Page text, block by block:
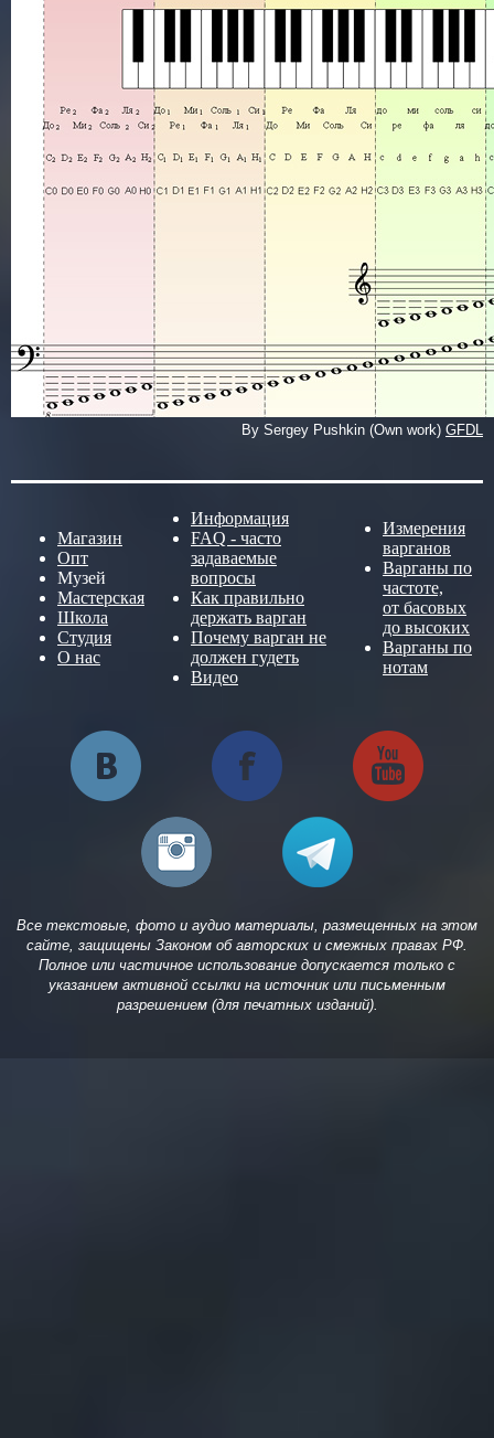
By Sergey Pushkin (Own work) GFDL
Магазин
Опт
Музей
Мастерская
Школа
Студия
О нас
Информация
FAQ - часто
задаваемые
вопросы
Как правильно
держать варган
Почему варган не
должен гудеть
Видео
Измерения
варганов
Варганы по
частоте,
от басовых
до высоких
Варганы по
нотам
Все текстовые, фото и аудио материалы, размещенных на этом
сайте, защищены Законом об авторских и смежных правах РФ.
Полное или частичное использование допускается только с
указанием активной ссылки на источник или письменным
разрешением (для печатных изданий).